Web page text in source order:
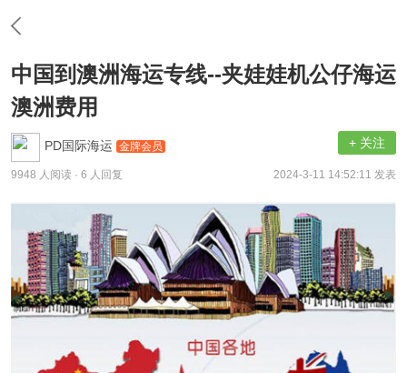
中国到澳洲海运专线--夹娃娃机公仔海运
澳洲费用
PD国际海运 金牌会员 + 关注
9948 人阅读 · 6 人回复 2024-3-11 14:52:11 发表